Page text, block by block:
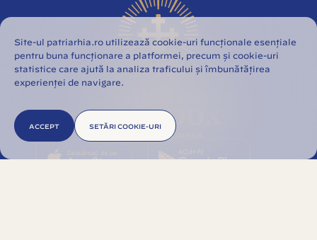
Site-ul patriarhia.ro utilizează cookie-uri funcționale esențiale
pentru buna funcționare a platformei, precum și cookie-uri
statistice care ajută la analiza traficului și îmbunătățirea
experienței de navigare.
ACCEPT SETĂRI COOKIE-URI